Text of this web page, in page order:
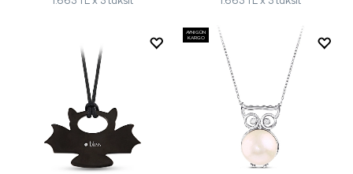
AYNI GÜN
KARGO